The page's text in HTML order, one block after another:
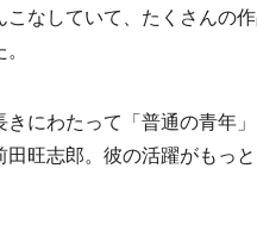
こなしていて、たくさんの
にわたって「普通の青年
旺志郎。彼の活躍がもっと